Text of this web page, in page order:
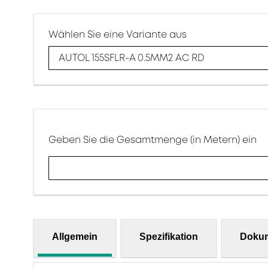
Wählen Sie eine Variante aus
AUTOL 155SFLR-A 0.5MM2 AC RD
Geben Sie die Gesamtmenge (in Metern) ein
Allgemein Spezifikation